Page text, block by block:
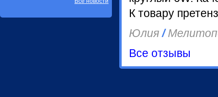
К товару
Юлия/
Все отзывы